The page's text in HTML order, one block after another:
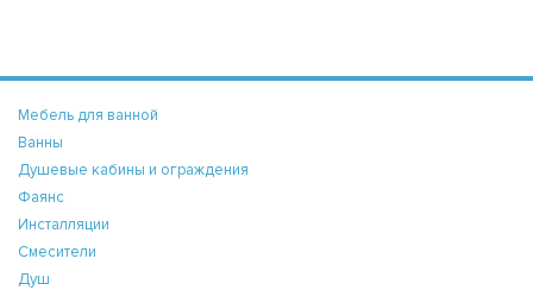
Мебель для ванной
Ванны
Душевые кабины и ограждения
Фаянс
Инсталляции
Смесители
Душ